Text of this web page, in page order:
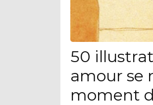
50
amour se
moment